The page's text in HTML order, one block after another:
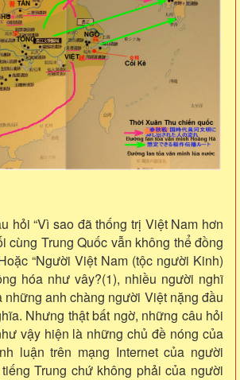
hỏi “Vì sao đã thống trị Việt Nam hơn
cùng Trung Quốc vẫn không thể đồng
“Người Việt Nam (tộc người Kinh)
hóa như vây?(1), nhiều người nghĩ
những anh chàng người Việt nặng đầu
Nhưng thật bất ngờ, những câu hỏi
vậy hiện là những chủ đề nóng của
luận trên mạng Internet của người
Trung chứ không phải của người